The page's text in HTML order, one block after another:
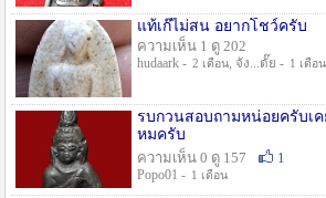
แท้เก๊ไม่สน อยากโชว์ครับ
ความเห็น 1 ดู 202
hudaark - 2 เดือน, จัง...ดั๊ย - 1 เดือน
รบกวนสอบถามหน่อยครับเ
หมครับ
ความเห็น 0 ดู 157
1
Popo01 - 1 เดือน